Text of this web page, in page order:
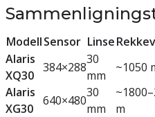
ModellSensor Linse
Alaris
XQ30
384×288
30
mm
~1050
Alaris
XG30
640×480
30
mm
m